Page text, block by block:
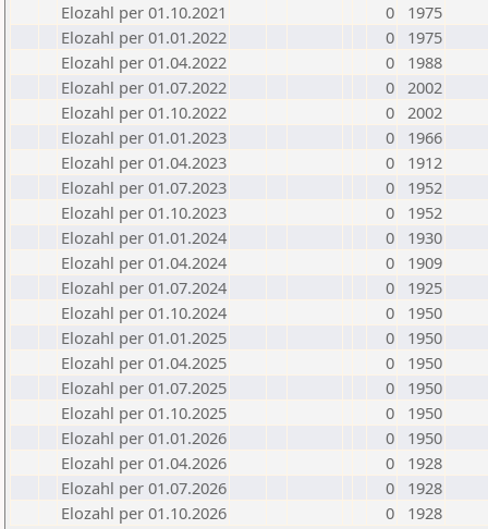
Elozahl per 01.10.2021
0
1975
Elozahl per 01.01.2022
0
1975
Elozahl per 01.04.2022
0
1988
Elozahl per 01.07.2022
0 2002
Elozahl per 01.10.2022
0 2002
Elozahl per 01.01.2023
0
1966
Elozahl per 01.04.2023
0
1912
Elozahl per 01.07.2023
0
1952
Elozahl per 01.10.2023
0
1952
Elozahl per 01.01.2024
0
1930
Elozahl per 01.04.2024
0
1909
Elozahl per 01.07.2024
0
1925
Elozahl per 01.10.2024
0
1950
Elozahl per 01.01.2025
0
1950
Elozahl per 01.04.2025
0
1950
Elozahl per 01.07.2025
0
1950
Elozahl per 01.10.2025
0
1950
Elozahl per 01.01.2026
0
1950
Elozahl per 01.04.2026
0
1928
Elozahl per 01.07.2026
0
1928
Elozahl per 01.10.2026
0 1928